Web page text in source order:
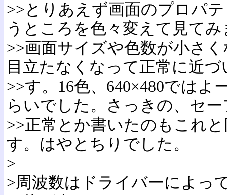
>>とりあえず画面のプロパ
うところを色々変えて見て
>>画面サイズや色数が小さ
目立たなくなって正常に近
>>す。16色、640×480ではよ
らいでした。さっきの、セ
>>正常とか書いたのもこれ
す。はやとちりでした。
>
>周波数はドライバーによっ